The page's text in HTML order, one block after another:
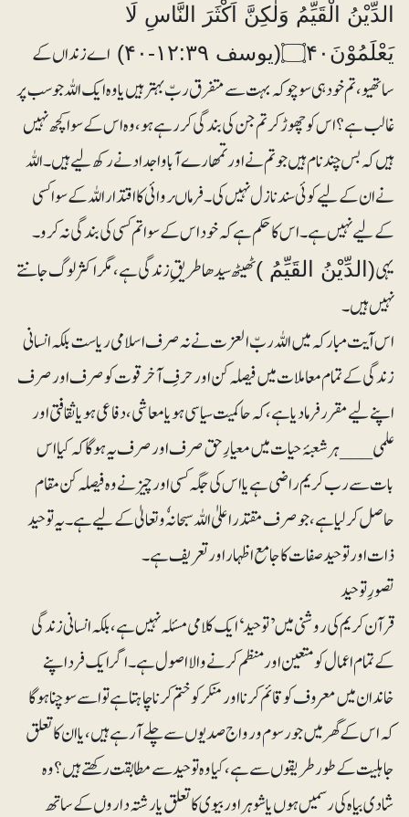
الدِّيْنُ الْقَيِّمُ وَلٰكِنَّ اَكْثَرَ النَّاسِ لَا
يَعْلَمُوْنَ۝۴۰(یوسف ۱۲:۳۹-۴۰)
اے زنداں کے
ساتھیو، تم خودہی سوچو کہ بہت سے متفرق ربّ بہتر ہیں یا وہ ایک اللہ جو سب پر
غالب ہے؟ اس کو چھوڑ کر تم جن کی بندگی کر رہے ہو، وہ اس کے سوا کچھ نہیں
ہیں کہ بس چند نام ہیں جو تم نے اور تمھارے آباو اجداد نے رکھ لیے ہیں۔ اللہ
نے ان کے لیے کوئی سند نازل نہیں کی۔ فرماںروائی کا اقتدار اللہ کے سوا کسی
کے لیے نہیں ہے۔ اس کاحکم ہے کہ خود اس کے سوا تم کسی کی بندگی نہ کرو۔
یہی(الدِّیْنُ القَیِّمُ )ٹھیٹھ سیدھا طریقِ زندگی ہے، مگر اکثر لوگ جانتے
نہیں ہیں۔
اس آیت مبارکہ میں اللہ ربّ العزت نے نہ صرف اسلامی ریاست بلکہ انسانی
زندگی کے تمام معاملات میں فیصلہ کن اور حرفِ آخر قوت کو صرف اور صرف
اپنے لیے مقرر فرما دیا ہے، کہ حاکمیت سیاسی ہو یا معاشی ، دفاعی ہو یا ثقافتی اور
علمی___ ہر شعبۂ حیات میں معیارِ حق صرف اور صرف یہ ہو گا کہ کیا اس
بات سے رب کریم راضی ہے یا اس کی جگہ کسی اور چیز نے وہ فیصلہ کن مقام
حاصل کر لیا ہے، جو صرف مقتدر اعلیٰ اللہ سبحانہٗ و تعالیٰ کے لیے ہے۔یہ توحید
ذات اور توحید صفات کا جامع اظہار اور تعریف ہے۔
تصورِ توحید
قرآن کریم کی روشنی میں ’توحید‘ ایک کلامی مسئلہ نہیں ہے، بلکہ انسانی زندگی
کے تمام اعمال کو متعین اور منظم کرنے والا اصول ہے۔ اگر ایک فرد اپنے
خاندان میں معروف کو قائم کرنا اور منکر کو ختم کرنا چاہتاہے تو اسے سوچنا ہو گا
کہ اس کے گھر میں جو رسوم و رواج صدیوں سے چلے آرہے ہیں، یا ان کا تعلق
جاہلیت کے طور طریقوں سے ہے، کیا وہ توحید سے مطابقت رکھتے ہیں؟ وہ
شادی بیاہ کی رسمیں ہوں یا شوہر اور بیوی کا تعلق یا رشتہ داروں کے ساتھ